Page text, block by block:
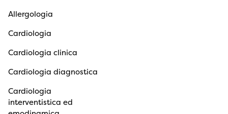
Allergologia
Cardiologia
Cardiologia clinica
Cardiologia diagnostica
Cardiologia
interventistica ed